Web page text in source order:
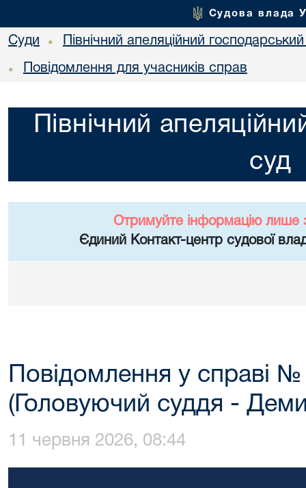
Судова влада
Суди • Північний апеляційний
• Повідомлення для учасників справ
Північний
суд
Отримуйте інформацію лише
Єдиний Контакт-центр судової
Повідомлення у справі
(Головуючий суддя -
11 червня 2026, 08:44